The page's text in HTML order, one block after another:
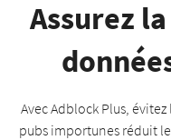
Assurez
Avec Adblock Plus,
pubs importunes réduit